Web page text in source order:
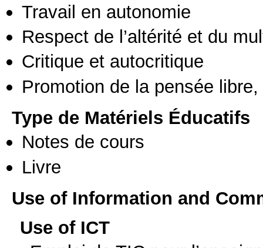
Travail en autonomie
Respect de l’altérité et du
Critique et autocritique
Promotion de la pensée
Type de Matériels Éducatifs
Notes de cours
Livre
Use of Information and
Use of ICT